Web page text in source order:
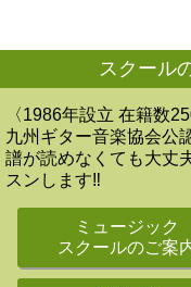
スクール
〈1986年設立 在籍数
九州ギター音楽協会公
譜が読めなくても大丈
スンします‼
ミュージック
スクールのご案